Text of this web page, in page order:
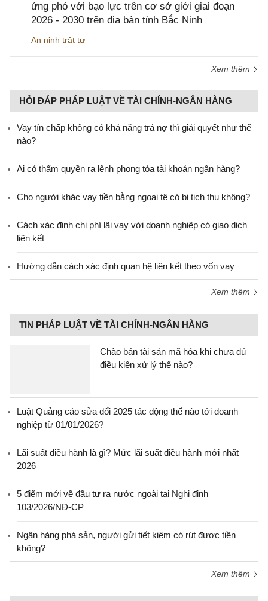
ứng phó với bạo lực trên cơ sở giới giai đoạn
2026 - 2030 trên địa bàn tỉnh Bắc Ninh
An ninh trật tự
Xem thêm
HỎI ĐÁP PHÁP LUẬT VỀ TÀI CHÍNH-NGÂN HÀNG
Vay tín chấp không có khả năng trả nợ thì giải quyết như thế
nào?
Ai có thẩm quyền ra lệnh phong tỏa tài khoản ngân hàng?
Cho người khác vay tiền bằng ngoại tệ có bị tịch thu không?
Cách xác định chi phí lãi vay với doanh nghiệp có giao dịch
liên kết
Hướng dẫn cách xác định quan hệ liên kết theo vốn vay
Xem thêm
TIN PHÁP LUẬT VỀ TÀI CHÍNH-NGÂN HÀNG
Chào bán tài sản mã hóa khi chưa đủ
điều kiện xử lý thế nào?
Luật Quảng cáo sửa đổi 2025 tác động thế nào tới doanh
nghiệp từ 01/01/2026?
Lãi suất điều hành là gì? Mức lãi suất điều hành mới nhất
2026
5 điểm mới về đầu tư ra nước ngoài tại Nghị định
103/2026/NĐ-CP
Ngân hàng phá sản, người gửi tiết kiệm có rút được tiền
không?
Xem thêm